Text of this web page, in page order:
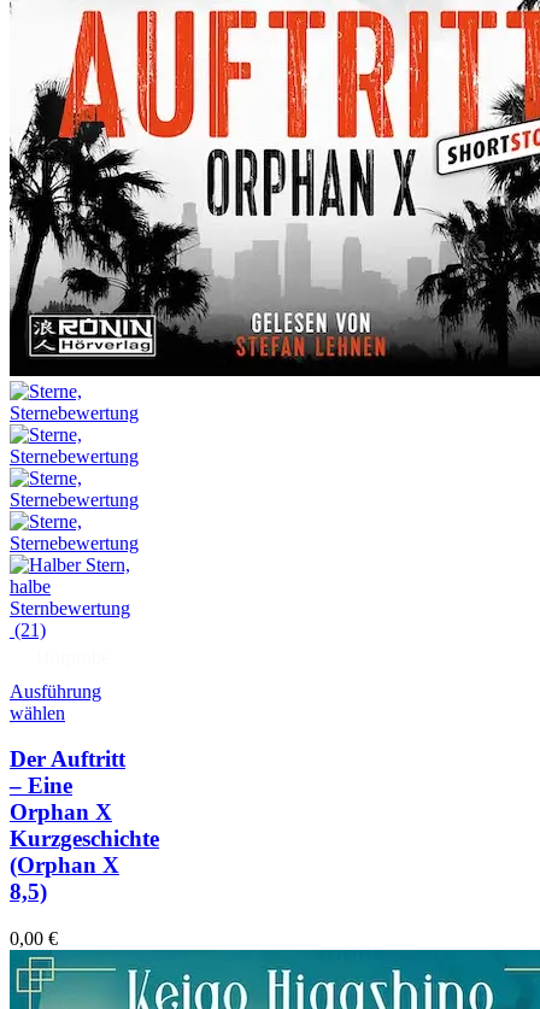
(21)
Ausführung
wählen
Der Auftritt
– Eine
Orphan X
Kurzgeschichte
(Orphan X
8,5)
0,00 €